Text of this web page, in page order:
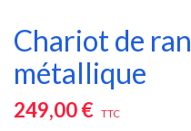
Chariot de
métallique
249,00 € TTC